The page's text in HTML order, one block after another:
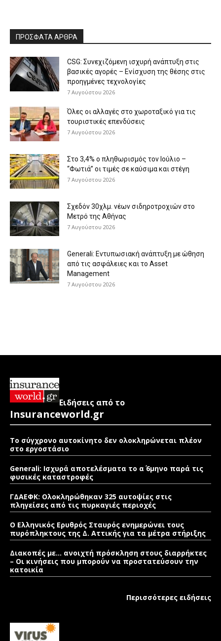
ΠΡΟΣΦΑΤΑ ΑΡΘΡΑ
CSG: Συνεχιζόμενη ισχυρή ανάπτυξη στις
βασικές αγορές – Ενίσχυση της θέσης στις
προηγμένες τεχνολογίες
7 Αυγούστου 2026
Όλες οι αλλαγές στο χωροταξικό για τις
τουριστικές επενδύσεις
7 Αυγούστου 2026
Στο 3,4% ο πληθωρισμός τον Ιούλιο –
“Φωτιά” οι τιμές σε καύσιμα και στέγη
7 Αυγούστου 2026
Σχεδόν 30χλμ. νέων σιδηροτροχιών στο
Μετρό της Αθήνας
7 Αυγούστου 2026
Generali: Eντυπωσιακή ανάπτυξη με ώθηση
από τις ασφάλειες και το Asset
Management
7 Αυγούστου 2026
Ειδήσεις από το
Insuranceworld.gr
Το σύγχρονο αυτοκίνητο δεν ολοκληρώνεται πλέον
στο εργοστάσιο
Generali: Ισχυρά αποτελέσματα το α΄ 6μηνο παρά τις
φυσικές καταστροφές
ΓΔΑΕΦΚ: Ολοκληρώθηκαν 325 αυτοψίες στις
πληγείσες από τις πυρκαγιές περιοχές
Ο Ελληνικός Ερυθρός Σταυρός ενημερώνει τους
πυρόπληκτους της Δ. Αττικής για τα μέτρα στήριξης
Διακοπές με… ανοιχτή πρόσκληση στους διαρρήκτες
– Οι κινήσεις που μπορούν να προστατεύσουν την
κατοικία
Περισσότερες ειδήσεις